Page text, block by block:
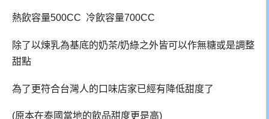
熱飲容量500CC 冷飲容量700CC
除了以煉乳為基底的奶茶/奶綠之外皆可以作無糖或是調整
甜點
為了更符合台灣人的口味店家已經有降低甜度了
(原本在泰國當地的飲品甜度更是高)